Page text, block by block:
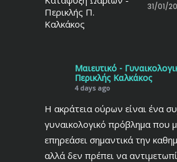
31/01/
Μαιευτικό -
Περικλής Καλκάκος
4 days ago
Η ακράτεια ούρων είναι ένα
γυναικολογικό πρόβλημα που
επηρεάσει σημαντικά την
αλλά δεν πρέπει να